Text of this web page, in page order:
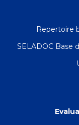
Repertoire
SELADOC Base